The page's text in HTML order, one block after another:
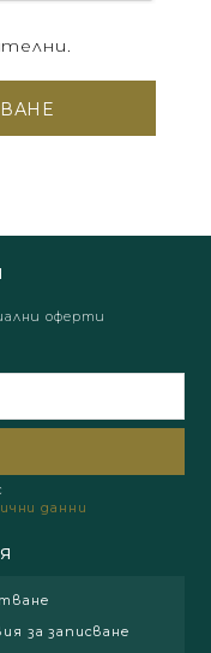
оферти
данни
за записване